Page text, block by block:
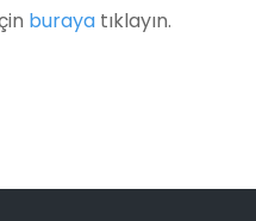
buraya tıklayın.